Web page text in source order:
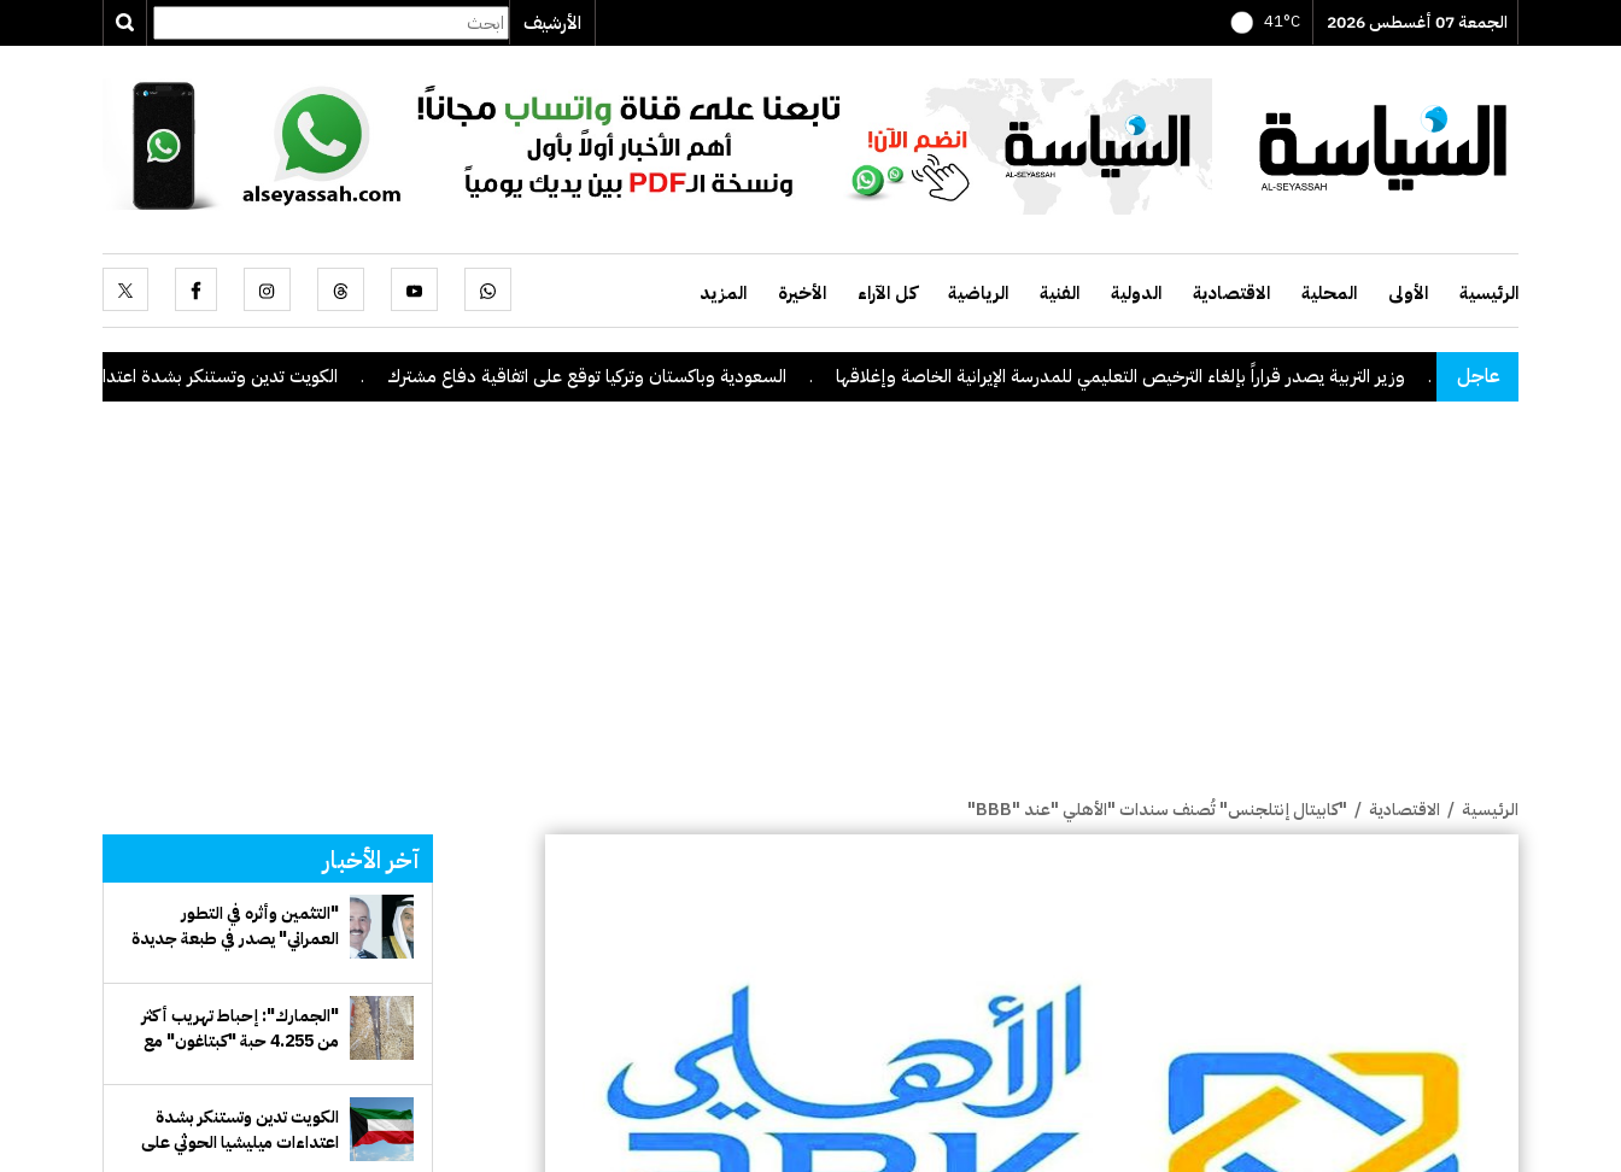
الجمعة 07 أغسطس 2026 41°C الأرشيف
الرئيسية الأولى المحلية الاقتصادية الدولية الفنية الرياضية كل الآراء الأخيرة المزيد
عاجلوزير التربية يصدر قراراً بإلغاء الترخيص التعليمي للمدرسة الإيرانية الخاصة وإغلاقها . السعودية وباكستان وتركيا توقع على اتفاقية دفاع مشترك . الكويت تدين وتستنكر بشدة اعتداءات ميليشيا الحوثي
الرئيسية / الاقتصادية / "كابيتال إنتلجنس" تُصنف سندات "الأهلي "عند "BBB"
آخر الأخبار
"التثمين وأثره في التطور
العمراني" يصدر في طبعة جديدة
"الجمارك": إحباط تهريب أكثر
من 4.255 حبة "كبتاغون" مع
الكويت تدين وتستنكر بشدة
اعتداءات ميليشيا الحوثي على